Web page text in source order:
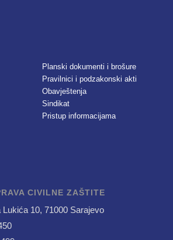
Planski dokumenti i brošure
Pravilnici i podzakonski akti
Obavještenja
Sindikat
Pristup informacijama
CIVILNE ZAŠTITE
Lukića 10, 71000 Sarajevo